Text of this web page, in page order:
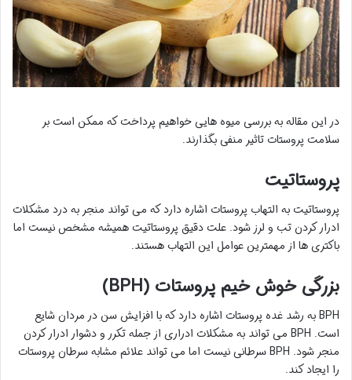
در این مقاله به بررسی میوه هایی خواهیم پرداخت که ممکن است بر
سلامت پروستات تاثیر منفی بگذارند.
پروستاتیت
پروستاتیت به التهاب پروستات اشاره دارد که می تواند منجر به درد مشکلات
ادرار کردن تب و لرز شود. علت دقیق پروستاتیت همیشه مشخص نیست اما
باکتری ها از مهمترین عوامل این التهاب هستند.
بزرگی خوش خیم پروستات (BPH)
BPH به رشد غده پروستات اشاره دارد که با افزایش سن در مردان شایع
است. BPH می تواند به مشکلات ادراری از جمله تکرر و دشوار ادرار کردن
منجر شود. BPH سرطانی نیست اما می تواند علائم مشابه سرطان پروستات
را ایجاد کند.